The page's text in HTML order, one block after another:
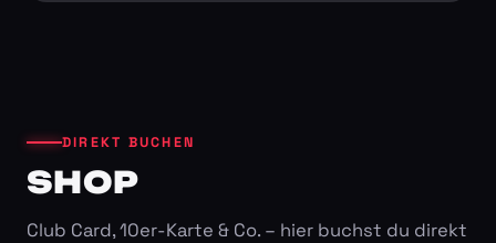
DIREKT BUCHEN
SHOP
Club Card, 10er-Karte & Co. – hier buchst du direkt